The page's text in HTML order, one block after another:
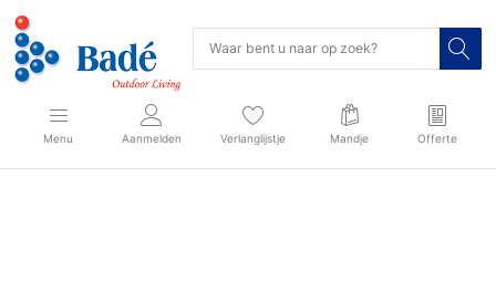
Menu Aanmelden Verlanglijstje Mandje Offerte